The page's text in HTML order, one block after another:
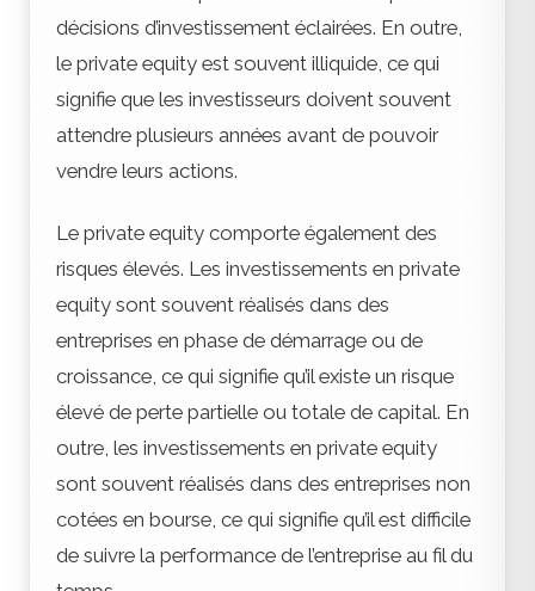
décisions d’investissement éclairées. En outre,
le private equity est souvent illiquide, ce qui
signifie que les investisseurs doivent souvent
attendre plusieurs années avant de pouvoir
vendre leurs actions.
Le private equity comporte également des
risques élevés. Les investissements en private
equity sont souvent réalisés dans des
entreprises en phase de démarrage ou de
croissance, ce qui signifie qu’il existe un risque
élevé de perte partielle ou totale de capital. En
outre, les investissements en private equity
sont souvent réalisés dans des entreprises non
cotées en bourse, ce qui signifie qu’il est difficile
de suivre la performance de l’entreprise au fil du